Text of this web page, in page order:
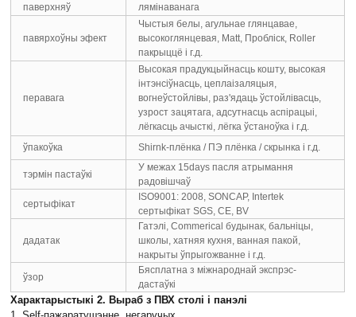
паверхняў
лямінаванага
павярхоўны эфект
Чыстыя белы, агульнае глянцавае,
высокоглянцевая, Matt, Пробліск, Roller
пакрыццё і г.д.
перавага
Высокая прадукцыйнасць кошту, высокая
інтэнсіўнасць, цеплаізаляцыя,
вогнеўстойлівы, раз'ядаць ўстойлівасць,
узрост зацятага, адсутнасць аспірацыі,
лёгкасць ачысткі, лёгка ўстаноўка і г.д.
ўпакоўка
Shirnk-плёнка / ПЭ плёнка / скрынка і г.д.
тэрмін пастаўкі
У межах 15days пасля атрымання
радовішчаў
сертыфікат
ISO9001: 2008, SONCAP, Intertek
сертыфікат SGS, CE, BV
дадатак
Гатэлі, Commerical будынак, бальніцы,
школы, хатняя кухня, ванная пакой,
накрыты ўпрыгожванне і г.д.
ўзор
Бясплатна з міжнароднай экспрэс-
дастаўкі
Характарыстыкі 2. Выраб з ПВХ столі і панэлі